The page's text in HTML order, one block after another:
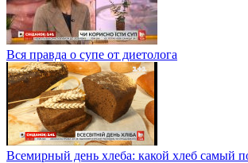
Вся правда о супе от диетолога
Всемирный день хлеба: какой хлеб самый